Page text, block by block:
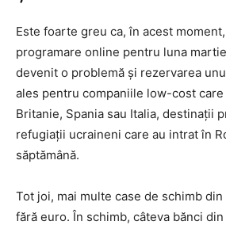
Este foarte greu ca, în acest
programare online pentru luna
devenit o problemă și rezervarea
ales pentru companiile low-cost care
Britanie, Spania sau Italia, destinații
refugiații ucraineni care au intrat în
săptămână.
Tot joi, mai multe case de schimb
fără euro. În schimb, câteva bănci din